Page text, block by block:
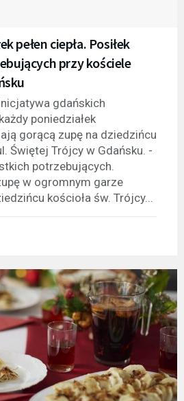
pełen ciepła. Posiłek
przy kościele
gdańskich
poniedziałek
gorącą zupę na dziedzińcu
Świętej Trójcy w Gdańsku. -
potrzebujących.
w ogromnym garze
kościoła św. Trójcy...